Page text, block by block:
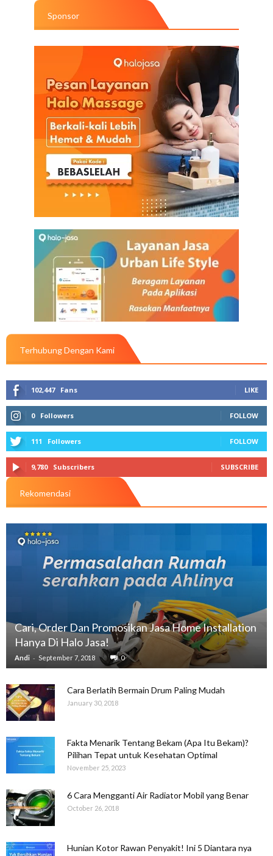
Sponsor
Terhubung Dengan Kami
102,447 Fans LIKE
0 Followers FOLLOW
111 Followers FOLLOW
9,780 Subscribers SUBSCRIBE
Rekomendasi
Cari, Order Dan Promosikan Jasa Home Installation
Hanya Di Halo Jasa!
Andi - September 7, 2018 0
Cara Berlatih Bermain Drum Paling Mudah
January 30, 2018
Fakta Menarik Tentang Bekam (Apa Itu Bekam)?
Pilihan Tepat untuk Kesehatan Optimal
November 25, 2023
6 Cara Mengganti Air Radiator Mobil yang Benar
October 26, 2018
Hunian Kotor Rawan Penyakit! Ini 5 Diantara nya